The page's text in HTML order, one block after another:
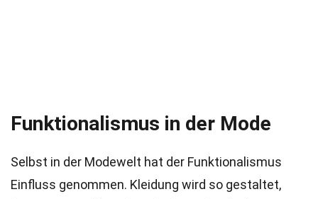
Funktionalismus in der Mode
Selbst in der Modewelt hat der Funktionalismus
Einfluss genommen. Kleidung wird so gestaltet,